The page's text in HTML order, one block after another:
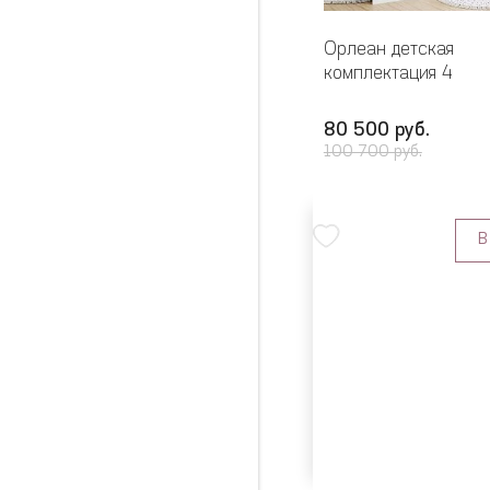
Орлеан детская
комплектация 4
80 500 руб.
100 700 руб.